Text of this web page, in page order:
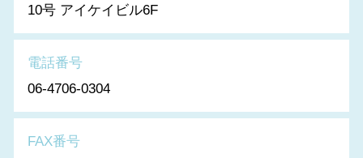
10号 アイケイビル6F
電話番号
06-4706-0304
FAX番号